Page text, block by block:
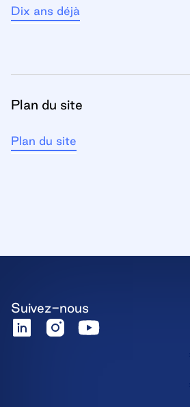
Dix ans déjà
Plan du site
Plan du site
Suivez-nous